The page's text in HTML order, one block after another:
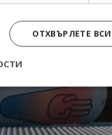
ОТХВЪРЛЕТЕ
Ефективност
основната